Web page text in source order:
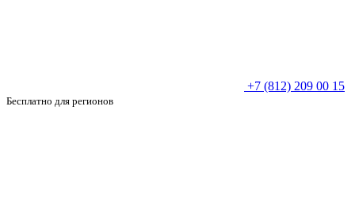
+7 (812) 209 00 15
Бесплатно для регионов